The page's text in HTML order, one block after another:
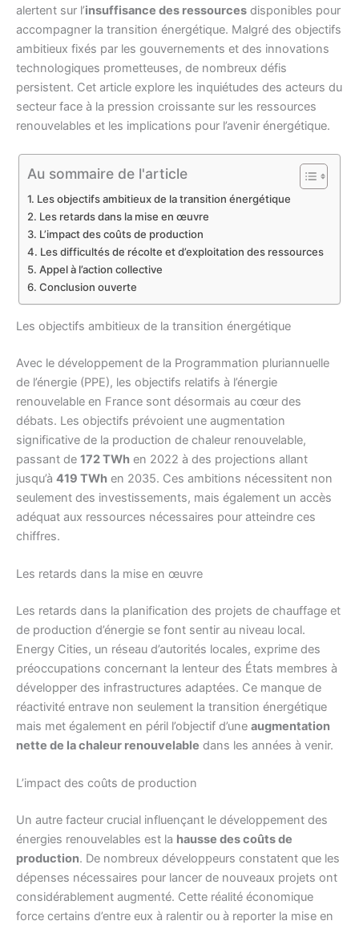
alertent sur l’insuffisance des ressources disponibles pour
accompagner la transition énergétique. Malgré des objectifs
ambitieux fixés par les gouvernements et des innovations
technologiques prometteuses, de nombreux défis
persistent. Cet article explore les inquiétudes des acteurs du
secteur face à la pression croissante sur les ressources
renouvelables et les implications pour l’avenir énergétique.
Au sommaire de l'article
Les objectifs ambitieux de la transition énergétique
Les retards dans la mise en œuvre
L’impact des coûts de production
Les difficultés de récolte et d’exploitation des ressources
Appel à l’action collective
Conclusion ouverte
Les objectifs ambitieux de la transition énergétique
Avec le développement de la Programmation pluriannuelle
de l’énergie (PPE), les objectifs relatifs à l’énergie
renouvelable en France sont désormais au cœur des
débats. Les objectifs prévoient une augmentation
significative de la production de chaleur renouvelable,
passant de 172 TWh en 2022 à des projections allant
jusqu’à 419 TWh en 2035. Ces ambitions nécessitent non
seulement des investissements, mais également un accès
adéquat aux ressources nécessaires pour atteindre ces
chiffres.
Les retards dans la mise en œuvre
Les retards dans la planification des projets de chauffage et
de production d’énergie se font sentir au niveau local.
Energy Cities, un réseau d’autorités locales, exprime des
préoccupations concernant la lenteur des États membres à
développer des infrastructures adaptées. Ce manque de
réactivité entrave non seulement la transition énergétique
mais met également en péril l’objectif d’une augmentation
nette de la chaleur renouvelable dans les années à venir.
L’impact des coûts de production
Un autre facteur crucial influençant le développement des
énergies renouvelables est la hausse des coûts de
production. De nombreux développeurs constatent que les
dépenses nécessaires pour lancer de nouveaux projets ont
considérablement augmenté. Cette réalité économique
force certains d’entre eux à ralentir ou à reporter la mise en